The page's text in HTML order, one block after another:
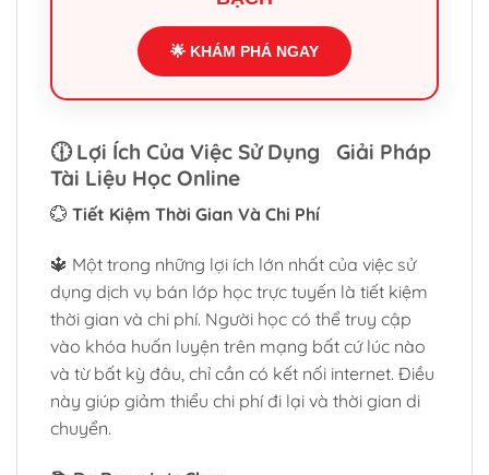
🌟 KHÁM PHÁ NGAY
🕧Lợi Ích Của Việc Sử Dụng Giải Pháp
Tài Liệu Học Online
💮 Tiết Kiệm Thời Gian Và Chi Phí
🔱 Một trong những lợi ích lớn nhất của việc sử
dụng dịch vụ bán lớp học trực tuyến là tiết kiệm
thời gian và chi phí. Người học có thể truy cập
vào khóa huấn luyện trên mạng bất cứ lúc nào
và từ bất kỳ đâu, chỉ cần có kết nối internet. Điều
này giúp giảm thiểu chi phí đi lại và thời gian di
chuyển.